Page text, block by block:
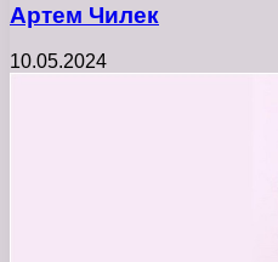
Артем Чилек
10.05.2024